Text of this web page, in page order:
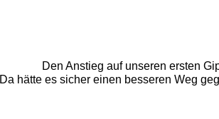
Den Anstieg auf unseren ersten
Da hätte es sicher einen besseren Weg